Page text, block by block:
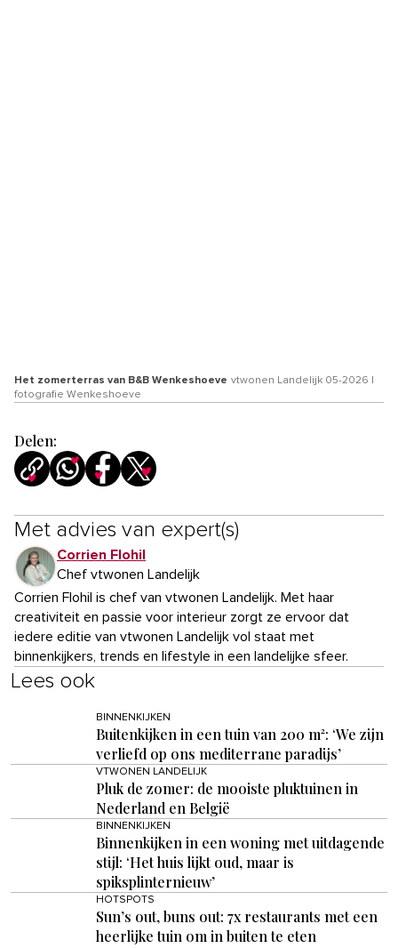
Het zomerterras van B&B Wenkeshoeve vtwonen Landelijk 05-2026 |
fotografie Wenkeshoeve
Delen:
Met advies van expert(s)
Corrien Flohil
Chef vtwonen Landelijk
Corrien Flohil is chef van vtwonen Landelijk. Met haar
creativiteit en passie voor interieur zorgt ze ervoor dat
iedere editie van vtwonen Landelijk vol staat met
binnenkijkers, trends en lifestyle in een landelijke sfeer.
Lees ook
BINNENKIJKEN
Buitenkijken in een tuin van 200 m²: ‘We zijn
verliefd op ons mediterrane paradijs’
VTWONEN LANDELIJK
Pluk de zomer: de mooiste pluktuinen in
Nederland en België
BINNENKIJKEN
Binnenkijken in een woning met uitdagende
stijl: ‘Het huis lijkt oud, maar is
spiksplinternieuw’
HOTSPOTS
Sun’s out, buns out: 7x restaurants met een
heerlijke tuin om in buiten te eten